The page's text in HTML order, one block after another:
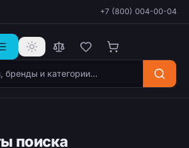
+7 (800) 004-00-04
поиска